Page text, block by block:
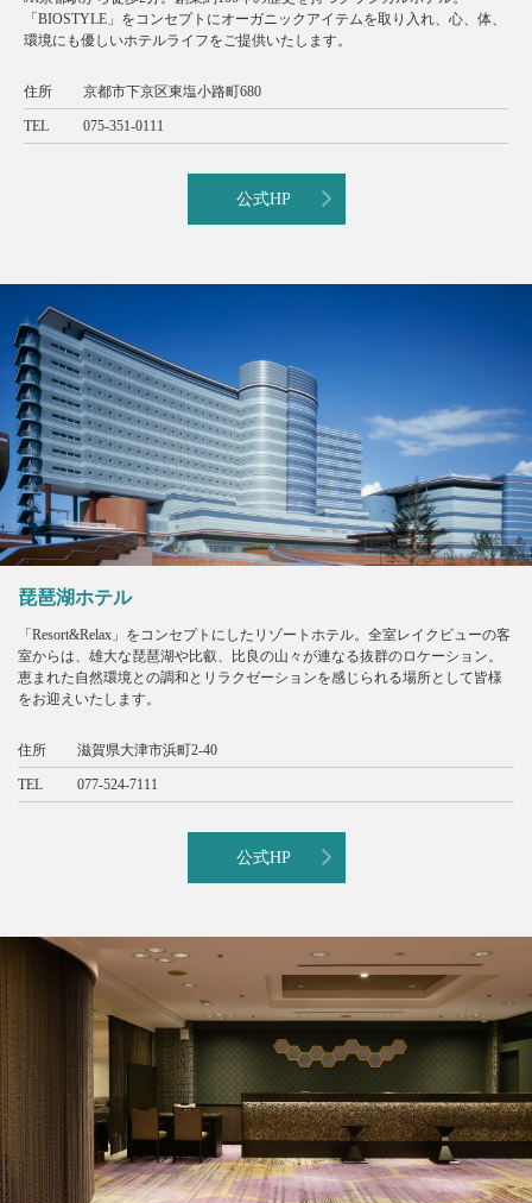
「BIOSTYLE」をコンセプトにオーガニックアイテムを取り入れ、心、体、
環境にも優しいホテルライフをご提供いたします。
住所 京都市下京区東塩小路町680
TEL 075-351-0111
公式HP
琵琶湖ホテル
「Resort&Relax」をコンセプトにしたリゾートホテル。全室レイクビューの客
室からは、雄大な琵琶湖や比叡、比良の山々が連なる抜群のロケーション。
恵まれた自然環境との調和とリラクゼーションを感じられる場所として皆様
をお迎えいたします。
住所 滋賀県大津市浜町2-40
TEL 077-524-7111
公式HP